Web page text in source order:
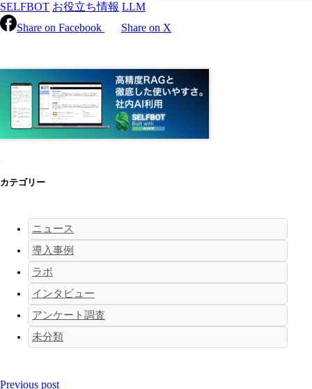
SELFBOT お役立ち情報 LLM
Share on Facebook
Share on X
カテゴリー
ニュース
導入事例
ラボ
インタビュー
アンケート調査
未分類
Previous post